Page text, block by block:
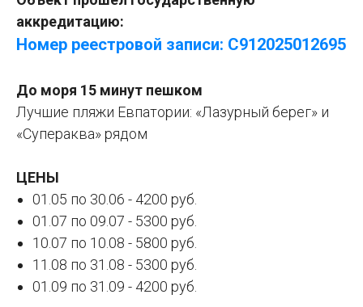
аккредитацию:
Номер реестровой записи: С912025012695
До моря 15 минут пешком
Лучшие пляжи Евпатории: «Лазурный берег» и
«Супераква» рядом
ЦЕНЫ
01.05 по 30.06 - 4200 руб.
01.07 по 09.07 - 5300 руб.
10.07 по 10.08 - 5800 руб.
11.08 по 31.08 - 5300 руб.
01.09 по 31.09 - 4200 руб.